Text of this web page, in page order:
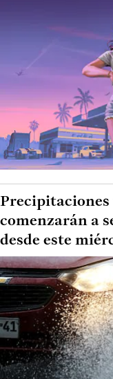
Precipitaciones
comenzarán a
desde este